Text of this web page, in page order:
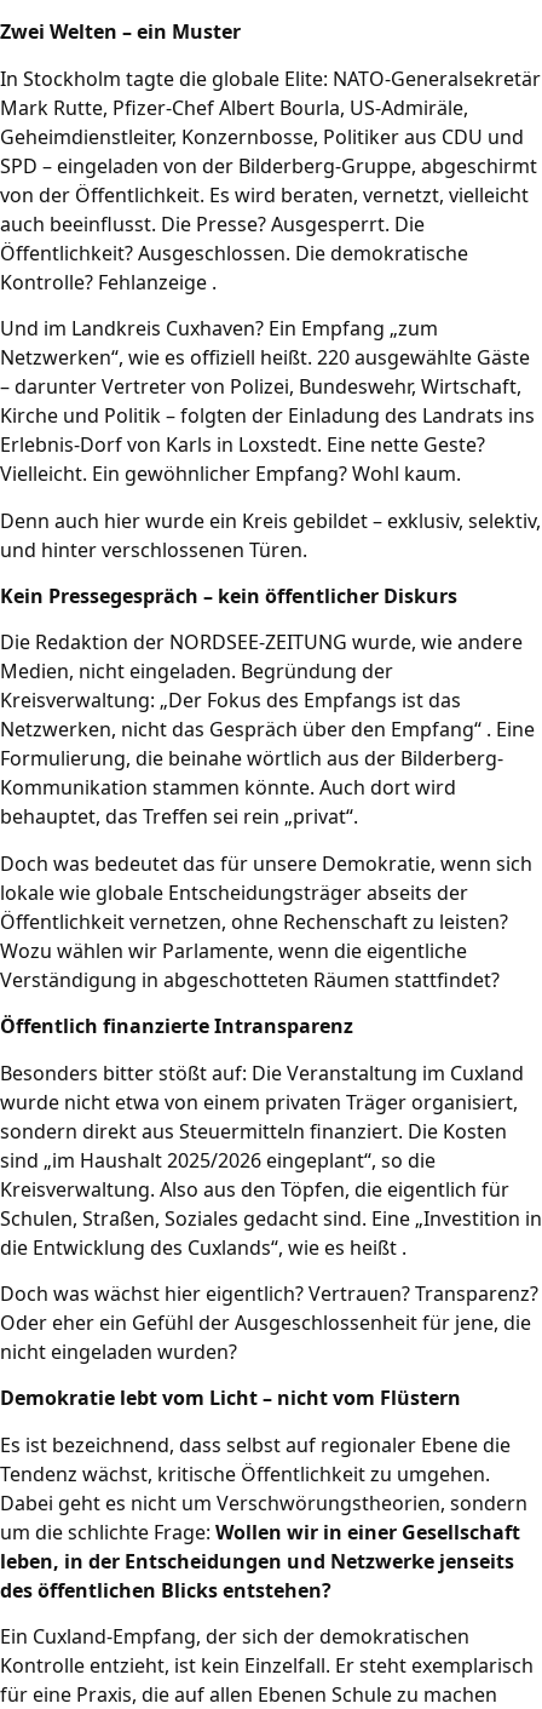
Zwei Welten – ein Muster
In Stockholm tagte die globale Elite: NATO-Generalsekretär
Mark Rutte, Pfizer-Chef Albert Bourla, US-Admiräle,
Geheimdienstleiter, Konzernbosse, Politiker aus CDU und
SPD – eingeladen von der Bilderberg-Gruppe, abgeschirmt
von der Öffentlichkeit. Es wird beraten, vernetzt, vielleicht
auch beeinflusst. Die Presse? Ausgesperrt. Die
Öffentlichkeit? Ausgeschlossen. Die demokratische
Kontrolle? Fehlanzeige .
Und im Landkreis Cuxhaven? Ein Empfang „zum
Netzwerken“, wie es offiziell heißt. 220 ausgewählte Gäste
– darunter Vertreter von Polizei, Bundeswehr, Wirtschaft,
Kirche und Politik – folgten der Einladung des Landrats ins
Erlebnis-Dorf von Karls in Loxstedt. Eine nette Geste?
Vielleicht. Ein gewöhnlicher Empfang? Wohl kaum.
Denn auch hier wurde ein Kreis gebildet – exklusiv, selektiv,
und hinter verschlossenen Türen.
Kein Pressegespräch – kein öffentlicher Diskurs
Die Redaktion der NORDSEE-ZEITUNG wurde, wie andere
Medien, nicht eingeladen. Begründung der
Kreisverwaltung: „Der Fokus des Empfangs ist das
Netzwerken, nicht das Gespräch über den Empfang“ . Eine
Formulierung, die beinahe wörtlich aus der Bilderberg-
Kommunikation stammen könnte. Auch dort wird
behauptet, das Treffen sei rein „privat“.
Doch was bedeutet das für unsere Demokratie, wenn sich
lokale wie globale Entscheidungsträger abseits der
Öffentlichkeit vernetzen, ohne Rechenschaft zu leisten?
Wozu wählen wir Parlamente, wenn die eigentliche
Verständigung in abgeschotteten Räumen stattfindet?
Öffentlich finanzierte Intransparenz
Besonders bitter stößt auf: Die Veranstaltung im Cuxland
wurde nicht etwa von einem privaten Träger organisiert,
sondern direkt aus Steuermitteln finanziert. Die Kosten
sind „im Haushalt 2025/2026 eingeplant“, so die
Kreisverwaltung. Also aus den Töpfen, die eigentlich für
Schulen, Straßen, Soziales gedacht sind. Eine „Investition in
die Entwicklung des Cuxlands“, wie es heißt .
Doch was wächst hier eigentlich? Vertrauen? Transparenz?
Oder eher ein Gefühl der Ausgeschlossenheit für jene, die
nicht eingeladen wurden?
Demokratie lebt vom Licht – nicht vom Flüstern
Es ist bezeichnend, dass selbst auf regionaler Ebene die
Tendenz wächst, kritische Öffentlichkeit zu umgehen.
Dabei geht es nicht um Verschwörungstheorien, sondern
um die schlichte Frage: Wollen wir in einer Gesellschaft
leben, in der Entscheidungen und Netzwerke jenseits
des öffentlichen Blicks entstehen?
Ein Cuxland-Empfang, der sich der demokratischen
Kontrolle entzieht, ist kein Einzelfall. Er steht exemplarisch
für eine Praxis, die auf allen Ebenen Schule zu machen